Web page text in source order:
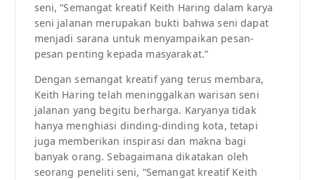
seni, “Semangat kreatif Keith Haring dalam karya
seni jalanan merupakan bukti bahwa seni dapat
menjadi sarana untuk menyampaikan pesan-
pesan penting kepada masyarakat.”
Dengan semangat kreatif yang terus membara,
Keith Haring telah meninggalkan warisan seni
jalanan yang begitu berharga. Karyanya tidak
hanya menghiasi dinding-dinding kota, tetapi
juga memberikan inspirasi dan makna bagi
banyak orang. Sebagaimana dikatakan oleh
seorang peneliti seni, “Semangat kreatif Keith